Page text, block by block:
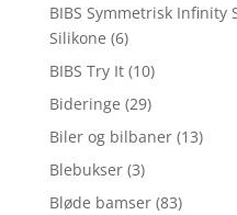
BIBS Symmetrisk Infinity
Silikone (6)
BIBS Try It (10)
Bideringe (29)
Biler og bilbaner (13)
Blebukser (3)
Bløde bamser (83)